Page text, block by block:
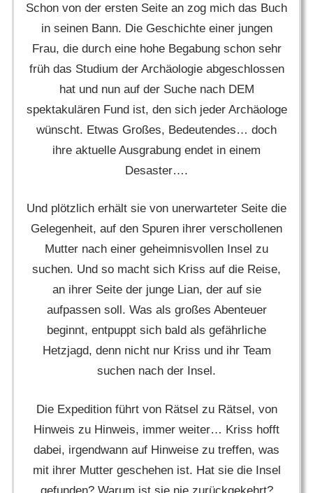
Schon von der ersten Seite an zog mich das Buch
in seinen Bann. Die Geschichte einer jungen
Frau, die durch eine hohe Begabung schon sehr
früh das Studium der Archäologie abgeschlossen
hat und nun auf der Suche nach DEM
spektakulären Fund ist, den sich jeder Archäologe
wünscht. Etwas Großes, Bedeutendes… doch
ihre aktuelle Ausgrabung endet in einem
Desaster….
Und plötzlich erhält sie von unerwarteter Seite die
Gelegenheit, auf den Spuren ihrer verschollenen
Mutter nach einer geheimnisvollen Insel zu
suchen. Und so macht sich Kriss auf die Reise,
an ihrer Seite der junge Lian, der auf sie
aufpassen soll. Was als großes Abenteuer
beginnt, entpuppt sich bald als gefährliche
Hetzjagd, denn nicht nur Kriss und ihr Team
suchen nach der Insel.
Die Expedition führt von Rätsel zu Rätsel, von
Hinweis zu Hinweis, immer weiter… Kriss hofft
dabei, irgendwann auf Hinweise zu treffen, was
mit ihrer Mutter geschehen ist. Hat sie die Insel
gefunden? Warum ist sie nie zurückgekehrt?